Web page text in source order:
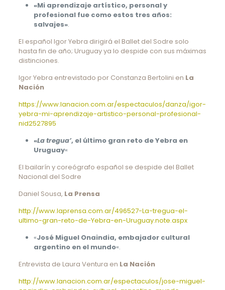
«Mi aprendizaje artístico, personal y
profesional fue como estos tres años:
salvajes».
El español Igor Yebra dirigirá el Ballet del Sodre solo
hasta fin de año; Uruguay ya lo despide con sus máximas
distinciones.
Igor Yebra entrevistado por Constanza Bertolini en La
Nación
https://www.lanacion.com.ar/espectaculos/danza/igor-
yebra-mi-aprendizaje-artistico-personal-profesional-
nid2527895
«La tregua’, el último gran reto de Yebra en
Uruguay«
El bailarín y coreógrafo español se despide del Ballet
Nacional del Sodre
Daniel Sousa, La Prensa
http://www.laprensa.com.ar/496527-La-tregua-el-
ultimo-gran-reto-de-Yebra-en-Uruguay.note.aspx
«José Miguel Onaindia, embajador cultural
argentino en el mundo«.
Entrevista de Laura Ventura en La Nación
http://www.lanacion.com.ar/espectaculos/jose-miguel-